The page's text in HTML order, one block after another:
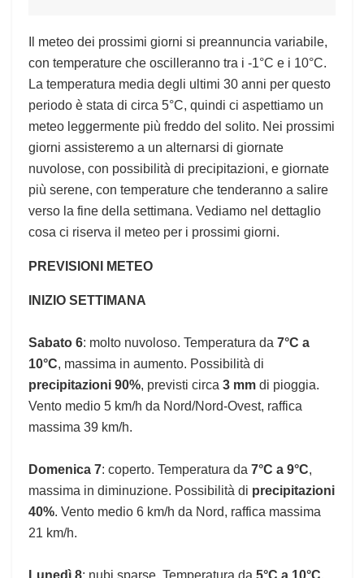
Il meteo dei prossimi giorni si preannuncia variabile,
con temperature che oscilleranno tra i -1°C e i 10°C.
La temperatura media degli ultimi 30 anni per questo
periodo è stata di circa 5°C, quindi ci aspettiamo un
meteo leggermente più freddo del solito. Nei prossimi
giorni assisteremo a un alternarsi di giornate
nuvolose, con possibilità di precipitazioni, e giornate
più serene, con temperature che tenderanno a salire
verso la fine della settimana. Vediamo nel dettaglio
cosa ci riserva il meteo per i prossimi giorni.
PREVISIONI METEO
INIZIO SETTIMANA
Sabato 6: molto nuvoloso. Temperatura da 7°C a
10°C, massima in aumento. Possibilità di
precipitazioni 90%, previsti circa 3 mm di pioggia.
Vento medio 5 km/h da Nord/Nord-Ovest, raffica
massima 39 km/h.
Domenica 7: coperto. Temperatura da 7°C a 9°C,
massima in diminuzione. Possibilità di precipitazioni
40%. Vento medio 6 km/h da Nord, raffica massima
21 km/h.
Lunedì 8: nubi sparse. Temperatura da 5°C a 10°C,